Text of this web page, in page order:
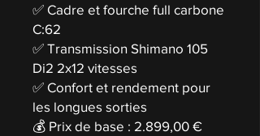
✅ Cadre et fourche full carbone
C:62
✅ Transmission Shimano 105
Di2 2x12 vitesses
✅ Confort et rendement pour
les longues sorties
💰 Prix de base : 2.899,00 €